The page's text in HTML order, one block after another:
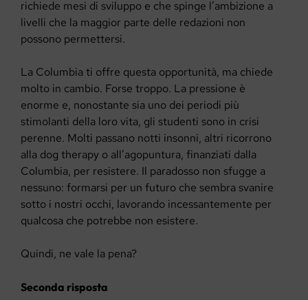
richiede mesi di sviluppo e che spinge l’ambizione a
livelli che la maggior parte delle redazioni non
possono permettersi.
La Columbia ti offre questa opportunità, ma chiede
molto in cambio. Forse troppo. La pressione è
enorme e, nonostante sia uno dei periodi più
stimolanti della loro vita, gli studenti sono in crisi
perenne. Molti passano notti insonni, altri ricorrono
alla dog therapy o all’agopuntura, finanziati dalla
Columbia, per resistere. Il paradosso non sfugge a
nessuno: formarsi per un futuro che sembra svanire
sotto i nostri occhi, lavorando incessantemente per
qualcosa che potrebbe non esistere.
Quindi, ne vale la pena?
Seconda risposta